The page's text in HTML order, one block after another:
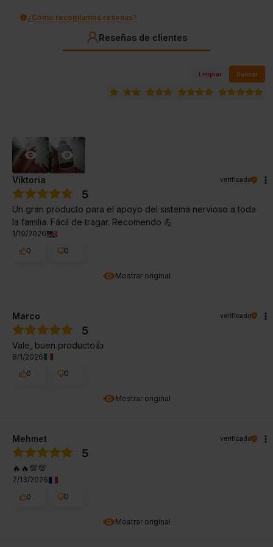
¿Cómo recopilamos reseñas?
Reseñas de clientes
Limpiar Buscar
Mostrar original
Viktoria verificado
5
Un gran producto para el apoyo del sistema nervioso a toda
la familia. Fácil de tragar. Recomendo 💪
1/19/2026
0
0
Mostrar original
Marco verificado
5
Vale, buen producto👍️
8/1/2026
0
0
Mostrar original
Mehmet verificado
5
🔥🔥💯💯
7/13/2026
0
0